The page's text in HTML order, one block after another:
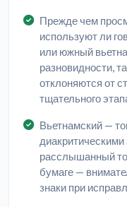
Прежде чем
используют ли
или южный
разновидности,
отклоняются от
тщательного
Вьетнамский —
расслышанный
бумаге —
знаки при